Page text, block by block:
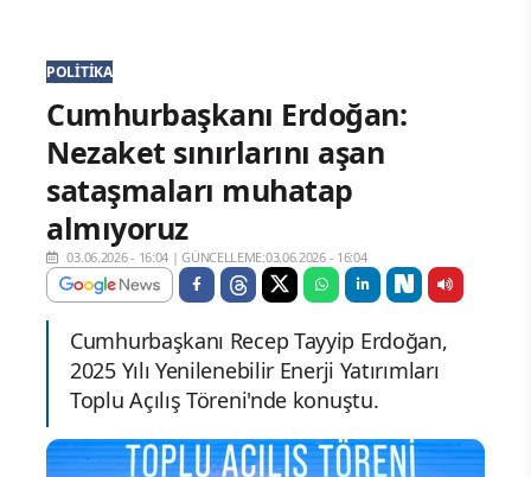
POLITIKA
Cumhurbaşkanı Erdoğan:
Nezaket sınırlarını aşan
sataşmaları muhatap
almıyoruz
03.06.2026 - 16:04 |GÜNCELLEME:03.06.2026 - 16:04
Cumhurbaşkanı Recep Tayyip Erdoğan,
2025 Yılı Yenilenebilir Enerji Yatırımları
Toplu Açılış Töreni'nde konuştu.